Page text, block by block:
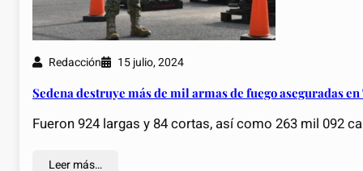
Redacción 15 julio, 2024
Sedena destruye más de mil armas de fuego aseguradas
Fueron 924 largas y 84 cortas, así como 263 mil 092
Leer más…